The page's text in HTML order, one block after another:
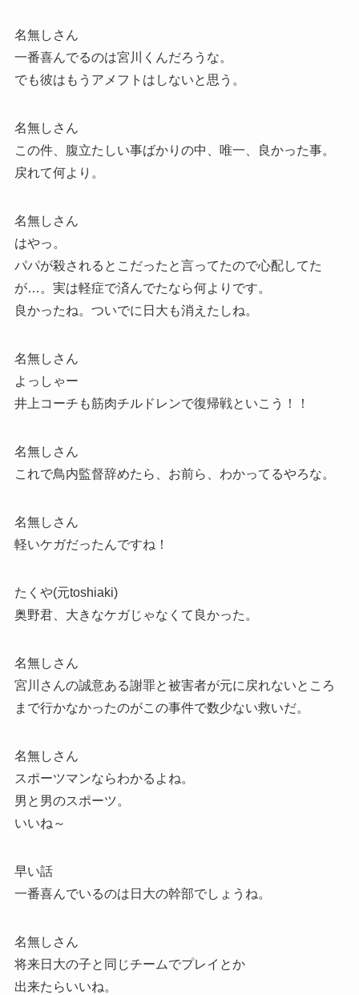
名無しさん
一番喜んでるのは宮川くんだろうな。
でも彼はもうアメフトはしないと思う。
名無しさん
この件、腹立たしい事ばかりの中、唯一、良かった事。
戻れて何より。
名無しさん
はやっ。
パパが殺されるとこだったと言ってたので心配してた
が…。実は軽症で済んでたなら何よりです。
良かったね。ついでに日大も消えたしね。
名無しさん
よっしゃー
井上コーチも筋肉チルドレンで復帰戦といこう！！
名無しさん
これで鳥内監督辞めたら、お前ら、わかってるやろな。
名無しさん
軽いケガだったんですね！
たくや(元toshiaki)
奥野君、大きなケガじゃなくて良かった。
名無しさん
宮川さんの誠意ある謝罪と被害者が元に戻れないところ
まで行かなかったのがこの事件で数少ない救いだ。
名無しさん
スポーツマンならわかるよね。
男と男のスポーツ。
いいね～
早い話
一番喜んでいるのは日大の幹部でしょうね。
名無しさん
将来日大の子と同じチームでプレイとか
出来たらいいね。